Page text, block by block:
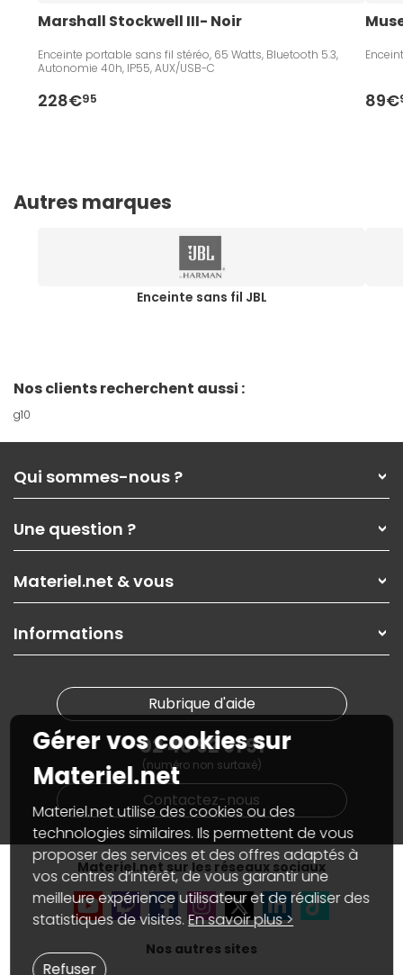
Marshall Stockwell III- Noir
Enceinte portable sans fil stéréo, 65 Watts, Bluetooth 5.3,
Autonomie 40h, IP55, AUX/USB-C
228€95 89€
Autres marques
Enceinte sans fil JBL
Nos clients recherchent aussi :
g10
Qui sommes-nous ?
Nos services
Les magasins Materiel.net
Nos solutions pour les pros
Contactez-nous
Une question ?
Paiement, livraison
Garanties,Pack Zen
SAV, demander un retour
Informations
Materiel.net & vous
On rachète votre carte graphique
PC sur mesure : Votre RDV personnalisé
Materiel.net recrute
Notre programme d'affiliation
Partenariat & Sponsoring
Informations
Nos marques
Conditions générales de vente
Marketplace
Informations légales
Données personnellesetcookies
Gérer vos cookies
Accessibilité : non conforme
Rubrique d'aide
02 40 92 91 91
(numéro non surtaxé)
Contactez-nous
Materiel.net sur les réseaux sociaux
Nos autres sites
Gérer vos cookies sur
Materiel.net
Materiel.net utilise des cookies ou des
technologies similaires. Ils permettent de vous
proposer des services et des offres adaptés à
vos centres d’intérêt, de vous garantir une
meilleure expérience utilisateur et de réaliser des
statistiques de visites.En savoir plus >
Refuser